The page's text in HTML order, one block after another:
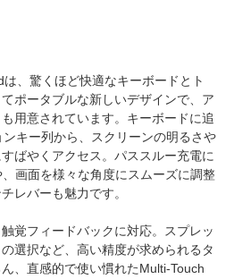
、驚くほど快適なキーボードとト
ポータブルな新しいデザインで、ア
用意されています。キーボードに追
キー列から、スクリーンの明るさや
ばやくアクセス。パススルー充電に
画面を様々な角度にスムーズに調整
レバーも魅力です。
覚フィードバックに対応。スプレッ
選択など、高い精度が求められるタ
、直感的で使い慣れたMulti-Touch